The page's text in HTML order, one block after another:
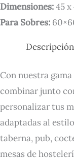
Dimensiones:45 x
Para Sobres:
Descripción
Con nuestra
combinar junto
personalizar tus
adaptadas al
taberna, pub,
mesas de